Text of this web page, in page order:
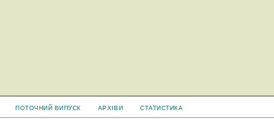
ПОТОЧНИЙ ВИПУСК АРХІВИ СТАТИСТИКА